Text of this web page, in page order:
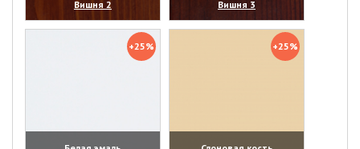
Вишня 2
(увеличить)
Вишня 3
(увеличить)
+25%
+25%